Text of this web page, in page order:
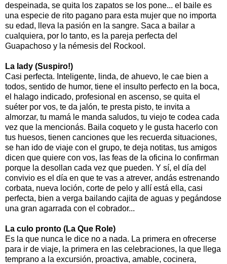
despeinada, se quita los zapatos se los pone... el baile es
una especie de rito pagano para esta mujer que no importa
su edad, lleva la pasión en la sangre. Saca a bailar a
cualquiera, por lo tanto, es la pareja perfecta del
Guapachoso y la némesis del Rockool.
La lady (Suspiro!)
Casi perfecta. Inteligente, linda, de ahuevo, le cae bien a
todos, sentido de humor, tiene el insulto perfecto en la boca,
el halago indicado, profesional en ascenso, se quita el
suéter por vos, te da jalón, te presta pisto, te invita a
almorzar, tu mamá le manda saludos, tu viejo te codea cada
vez que la mencionás. Baila coqueto y le gusta hacerlo con
tus huesos, tienen canciones que les recuerda situaciones,
se han ido de viaje con el grupo, te deja notitas, tus amigos
dicen que quiere con vos, las feas de la oficina lo confirman
porque la desollan cada vez que pueden. Y sí, el día del
convivio es el día en que te vas a atrever, andás estrenando
corbata, nueva loción, corte de pelo y allí está ella, casi
perfecta, bien a verga bailando cajita de aguas y pegándose
una gran agarrada con el cobrador...
La culo pronto (La Que Role)
Es la que nunca le dice no a nada. La primera en ofrecerse
para ir de viaje, la primera en las celebraciones, la que llega
temprano a la excursión, proactiva, amable, cocinera,